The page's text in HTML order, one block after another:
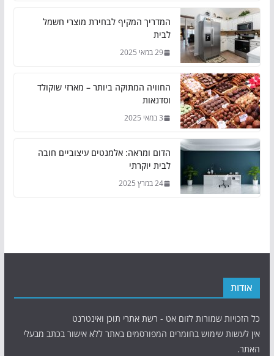
המדריך המקיף לבחירת מוצרי חשמל
לבית
29 במאי 2025
החוויה המתוקה ביותר – מארזי שוקולד
וסדנאות
3 במאי 2025
הדום ומראה: אלמנטים עיצוביים חובה
לבית יוקרתי
24 במרץ 2025
אודות
כל הזכויות שמורות לזום אט - רשת אתרי תוכן ואינטרנט
אין לעשות שימוש בחומרים המפורסמים באתר ללא אישור בכתב מבעלי
האתר.